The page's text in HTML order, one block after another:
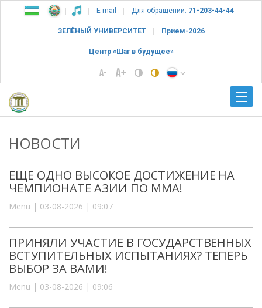
E-mail Для обращений: 71-203-44-44
ЗЕЛЁНЫЙ УНИВЕРСИТЕТ Прием-2026
Центр «Шаг в будущее»
НОВОСТИ
ЕЩЕ ОДНО ВЫСОКОЕ ДОСТИЖЕНИЕ НА
ЧЕМПИОНАТЕ АЗИИ ПО ММА!
Menu | 03-08-2026 | 09:07
ПРИНЯЛИ УЧАСТИЕ В ГОСУДАРСТВЕННЫХ
ВСТУПИТЕЛЬНЫХ ИСПЫТАНИЯХ? ТЕПЕРЬ
ВЫБОР ЗА ВАМИ!
Menu | 03-08-2026 | 09:06